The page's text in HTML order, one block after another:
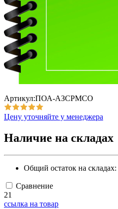
Артикул:ПОА-АЗСРМСО
Цену уточняйте у менеджера
Наличие на складах
Общий остаток на складах:
Сравнение
21
ссылка на товар